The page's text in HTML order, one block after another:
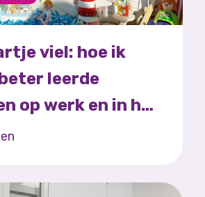
viel: hoe ik
leerde
op werk en in het